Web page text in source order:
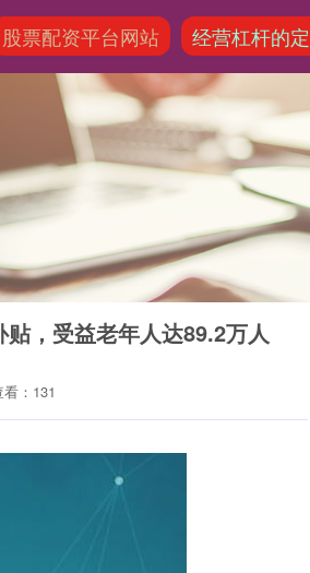
股票配资平台网站 经营杠杆的
，受益老年人达89.2万人
看：131